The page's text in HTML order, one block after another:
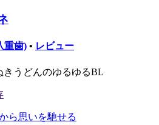
重歯) • レビュー
きうどんのゆるゆるBL